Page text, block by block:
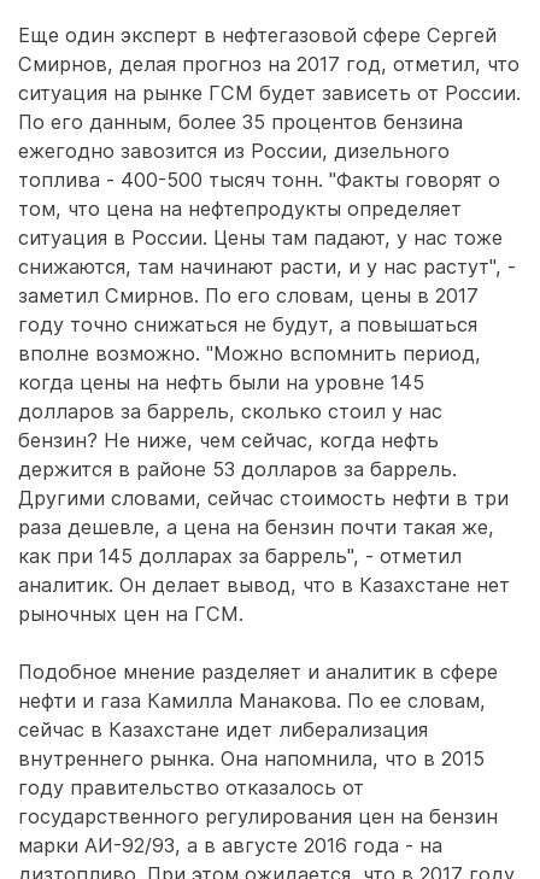
Еще один эксперт в нефтегазовой сфере Сергей
Смирнов, делая прогноз на 2017 год, отметил, что
ситуация на рынке ГСМ будет зависеть от России.
По его данным, более 35 процентов бензина
ежегодно завозится из России, дизельного
топлива - 400-500 тысяч тонн. "Факты говорят о
том, что цена на нефтепродукты определяет
ситуация в России. Цены там падают, у нас тоже
снижаются, там начинают расти, и у нас растут", -
заметил Смирнов. По его словам, цены в 2017
году точно снижаться не будут, а повышаться
вполне возможно. "Можно вспомнить период,
когда цены на нефть были на уровне 145
долларов за баррель, сколько стоил у нас
бензин? Не ниже, чем сейчас, когда нефть
держится в районе 53 долларов за баррель.
Другими словами, сейчас стоимость нефти в три
раза дешевле, а цена на бензин почти такая же,
как при 145 долларах за баррель", - отметил
аналитик. Он делает вывод, что в Казахстане нет
рыночных цен на ГСМ.
Подобное мнение разделяет и аналитик в сфере
нефти и газа Камилла Манакова. По ее словам,
сейчас в Казахстане идет либерализация
внутреннего рынка. Она напомнила, что в 2015
году правительство отказалось от
государственного регулирования цен на бензин
марки АИ-92/93, а в августе 2016 года - на
дизтопливо. При этом ожидается, что в 2017 году